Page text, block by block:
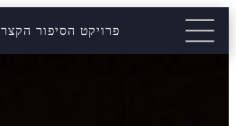
פרויקט הסיפור הקצר